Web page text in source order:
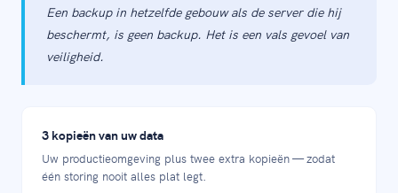
Een backup in hetzelfde gebouw als de server die hij
beschermt, is geen backup. Het is een vals gevoel van
veiligheid.
3 kopieën van uw data
Uw productieomgeving plus twee extra kopieën — zodat
één storing nooit alles plat legt.